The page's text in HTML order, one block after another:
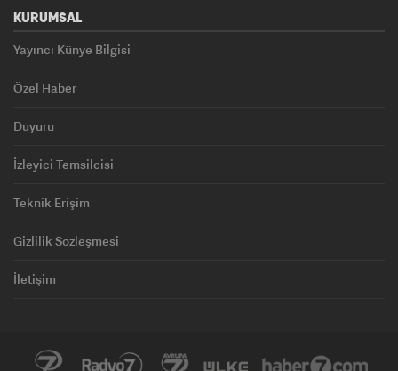
KURUMSAL
Yayıncı Künye Bilgisi
Özel Haber
Duyuru
İzleyici Temsilcisi
Teknik Erişim
Gizlilik Sözleşmesi
İletişim